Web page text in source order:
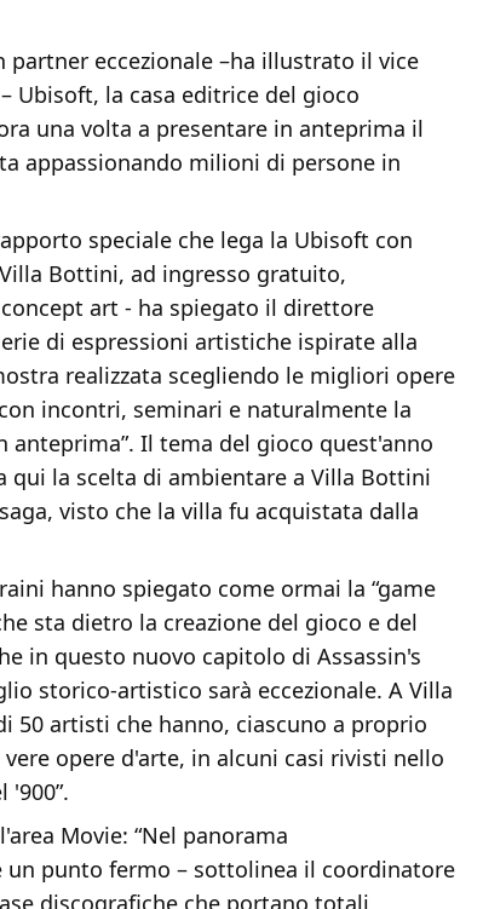
partner eccezionale –ha illustrato il vice
Ubisoft, la casa editrice del gioco
una volta a presentare in anteprima il
appassionando milioni di persone in
speciale che lega la Ubisoft con
Bottini, ad ingresso gratuito,
art - ha spiegato il direttore
di espressioni artistiche ispirate alla
realizzata scegliendo le migliori opere
incontri, seminari e naturalmente la
Il tema del gioco quest'anno
qui la scelta di ambientare a Villa Bottini
visto che la villa fu acquistata dalla
hanno spiegato come ormai la “game
sta dietro la creazione del gioco e del
in questo nuovo capitolo di Assassin's
storico-artistico sarà eccezionale. A Villa
50 artisti che hanno, ciascuno a proprio
opere d'arte, in alcuni casi rivisti nello
Movie: “Nel panorama
un punto fermo – sottolinea il coordinatore